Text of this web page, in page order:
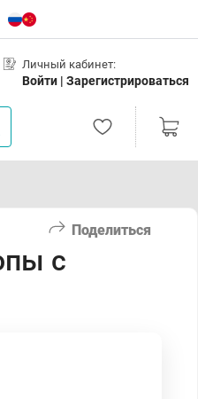
Личный кабинет:
Войти | Зарегистрироваться
Поделиться
с